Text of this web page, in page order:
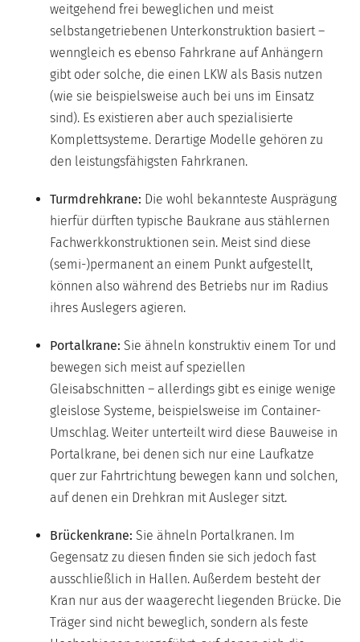
weitgehend frei beweglichen und meist
selbstangetriebenen Unterkonstruktion basiert –
wenngleich es ebenso Fahrkrane auf Anhängern
gibt oder solche, die einen LKW als Basis nutzen
(wie sie beispielsweise auch bei uns im Einsatz
sind). Es existieren aber auch spezialisierte
Komplettsysteme. Derartige Modelle gehören zu
den leistungsfähigsten Fahrkranen.
Turmdrehkrane: Die wohl bekannteste Ausprägung
hierfür dürften typische Baukrane aus stählernen
Fachwerkkonstruktionen sein. Meist sind diese
(semi-)permanent an einem Punkt aufgestellt,
können also während des Betriebs nur im Radius
ihres Auslegers agieren.
Portalkrane: Sie ähneln konstruktiv einem Tor und
bewegen sich meist auf speziellen
Gleisabschnitten – allerdings gibt es einige wenige
gleislose Systeme, beispielsweise im Container-
Umschlag. Weiter unterteilt wird diese Bauweise in
Portalkrane, bei denen sich nur eine Laufkatze
quer zur Fahrtrichtung bewegen kann und solchen,
auf denen ein Drehkran mit Ausleger sitzt.
Brückenkrane: Sie ähneln Portalkranen. Im
Gegensatz zu diesen finden sie sich jedoch fast
ausschließlich in Hallen. Außerdem besteht der
Kran nur aus der waagerecht liegenden Brücke. Die
Träger sind nicht beweglich, sondern als feste